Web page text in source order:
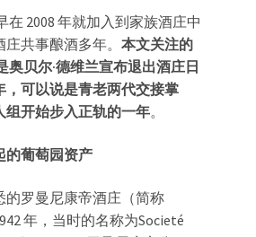
在 2008 年就加入到家族酒庄中
共事酿酒多年。 本文关注的
奥贝尔·德维兰宣布退出酒庄日
，可以说是青老两代交接掌
组开始步入正轨的一年。
的葡萄园资产
的罗曼尼康帝酒庄（简称
年，当时的名称为Societé